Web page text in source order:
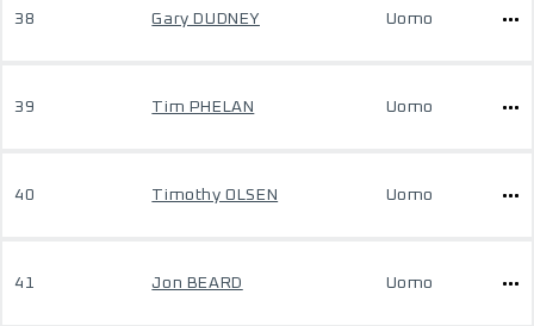
38 Gary DUDNEY Uomo
39 Tim PHELAN Uomo
40 Timothy OLSEN Uomo
41 Jon BEARD Uomo